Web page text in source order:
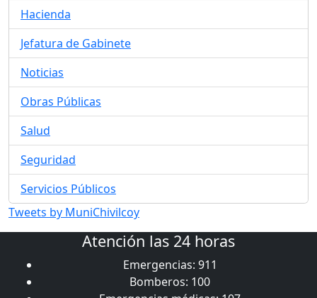
Hacienda
Jefatura de Gabinete
Noticias
Obras Públicas
Salud
Seguridad
Servicios Públicos
Tweets by MuniChivilcoy
Atención las 24 horas
Emergencias: 911
Bomberos: 100